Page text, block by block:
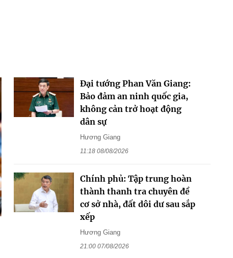
Đại tướng Phan Văn Giang:
Bảo đảm an ninh quốc gia,
không cản trở hoạt động
dân sự
Hương Giang
11:18 08/08/2026
Chính phủ: Tập trung hoàn
thành thanh tra chuyên đề
cơ sở nhà, đất dôi dư sau sắp
xếp
Hương Giang
21:00 07/08/2026